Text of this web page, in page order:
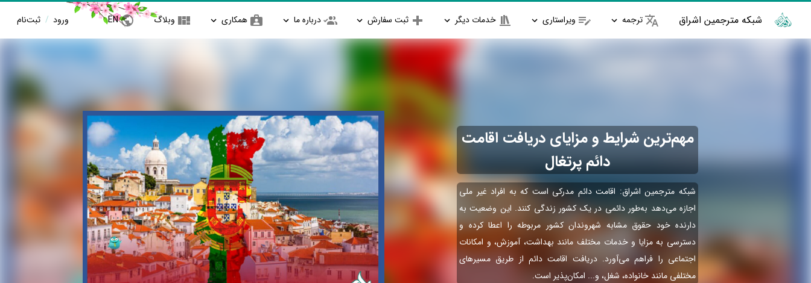
شبکه مترجمین اشراق ترجمه ویراستاری خدمات دیگر ثبت سفارش درباره ما همکاری وبلاگ EN ورود / ثبت‌نام
مهم‌ترین شرایط و مزایای دریافت اقامت
دائم پرتغال
شبکه مترجمین اشراق: اقامت دائم مدرکی است که به افراد غیر ملی
اجازه می‌دهد به‌طور دائمی در یک کشور زندگی کنند. این وضعیت به
دارنده خود حقوق مشابه شهروندان کشور مربوطه را اعطا کرده و
دسترسی به مزایا و خدمات مختلف مانند بهداشت، آموزش، و امکانات
اجتماعی را فراهم می‌آورد. دریافت اقامت دائم از طریق مسیرهای
مختلفی مانند خانواده، شغل، و... امکان‌پذیر است.